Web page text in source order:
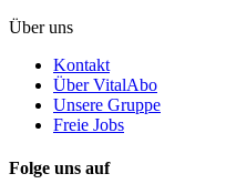
Über uns
Kontakt
Über VitalAbo
Unsere Gruppe
Freie Jobs
Folge uns auf